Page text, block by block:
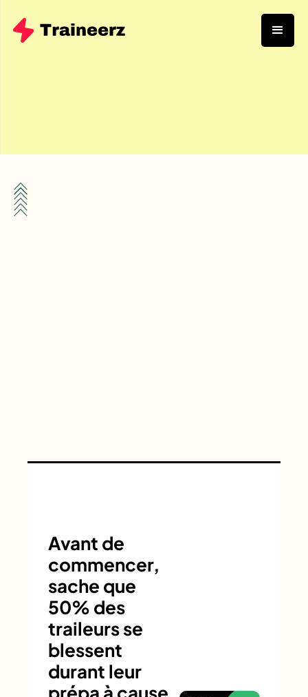
Avant de
commencer,
sache que
50% des
traileurs se
blessent
durant leur
prépa à cause